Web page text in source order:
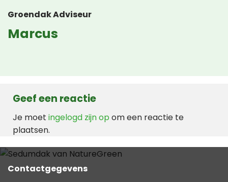
Groendak Adviseur
Marcus
Geef een reactie
Je moet ingelogd zijn op om een reactie te
plaatsen.
Contactgegevens